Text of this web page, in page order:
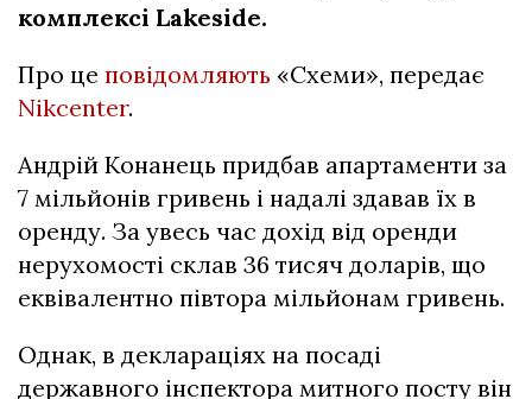
комплексі Lakeside.
Про це повідомляють «Схеми», передає
Nikcenter.
Андрій Конанець придбав апартаменти за
7 мільйонів гривень і надалі здавав їх в
оренду. За увесь час дохід від оренди
нерухомості склав 36 тисяч доларів, що
еквівалентно півтора мільйонам гривень.
Однак, в деклараціях на посаді
державного інспектора митного посту він